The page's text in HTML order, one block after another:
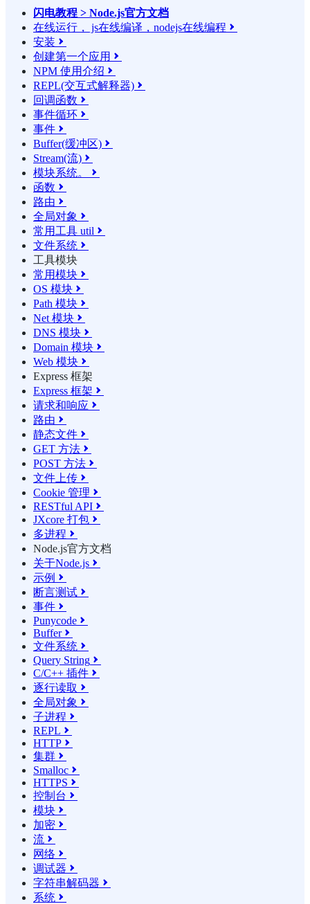
闪电教程 > Node.js官方文档
在线运行， js在线编译，nodejs在线编程 
安装 
创建第一个应用 
NPM 使用介绍 
REPL(交互式解释器) 
回调函数 
事件循环 
事件 
Buffer(缓冲区) 
Stream(流) 
模块系统。 
函数 
路由 
全局对象 
常用工具 util 
文件系统 
工具模块
常用模块 
OS 模块 
Path 模块 
Net 模块 
DNS 模块 
Domain 模块 
Web 模块 
Express 框架
Express 框架 
请求和响应 
路由 
静态文件 
GET 方法 
POST 方法 
文件上传 
Cookie 管理 
RESTful API 
JXcore 打包 
多进程 
Node.js官方文档
关于Node.js 
示例 
断言测试 
事件 
Punycode 
Buffer
文件系统 
Query String 
C/C++ 插件 
逐行读取 
全局对象 
子进程 
REPL 
HTTP 
集群 
Smalloc 
HTTPS 
控制台 
模块 
加密 
流 
网络 
调试器 
字符串解码器 
系统 